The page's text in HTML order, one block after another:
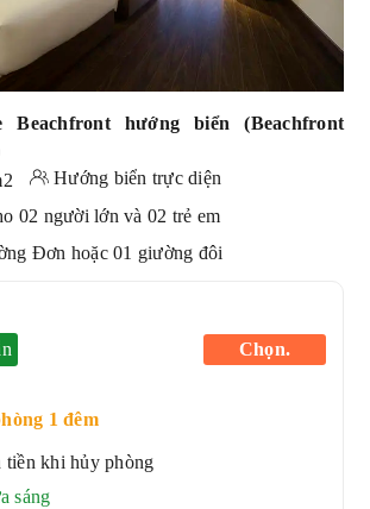
Beachfront hướng biển (Beachfront
Hướng biển trực diện
02 người lớn và 02 trẻ em
Đơn hoặc 01 giường đôi
1 đêm
tiền khi hủy phòng
sáng
Chọn.